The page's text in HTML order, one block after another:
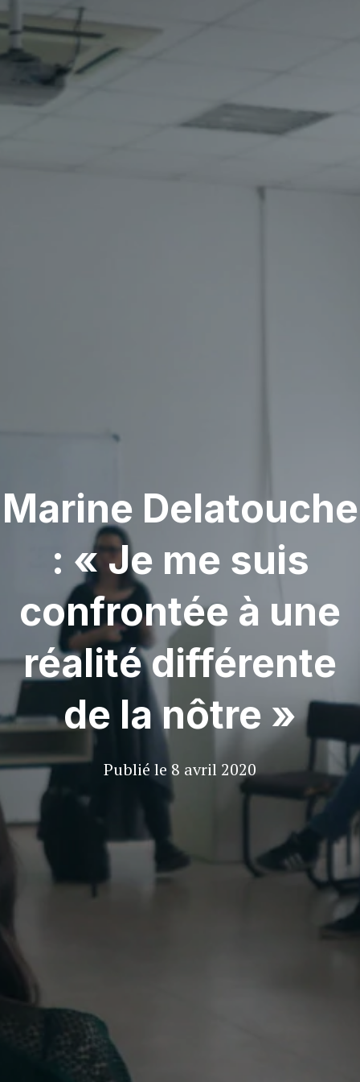
Marine Delatouche
: « Je me suis
confrontée à une
réalité différente
de la nôtre »
Publié le 8 avril 2020